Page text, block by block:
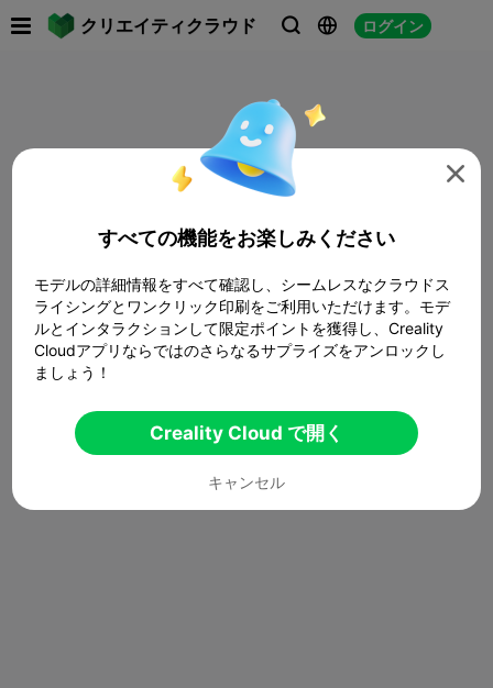
クリエイティクラウド   ログイン

すべての機能をお楽しみください
モデルの詳細情報をすべて確認し、シームレスなクラウドス
ライシングとワンクリック印刷をご利用いただけます。モデ
ルとインタラクションして限定ポイントを獲得し、Creality
Cloudアプリならではのさらなるサプライズをアンロックし
ましょう！
Creality Cloud で開く
キャンセル